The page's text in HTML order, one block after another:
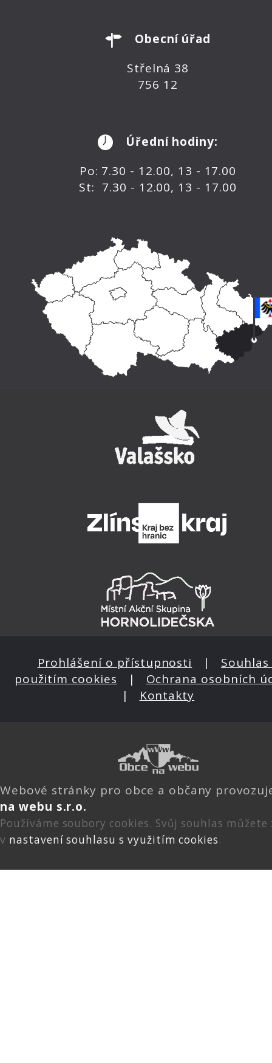
Obecní úřad
Střelná 38
756 12
Úřední hodiny:
Po: 7.30 - 12.00, 13 - 17.00
St: 7.30 - 12.00, 13 - 17.00
Prohlášení o přístupnosti | Souhlas
použitím cookies | Ochrana osobních
| Kontakty
Webové stránky pro obce a občany
na webu s.r.o.
Používáme soubory cookies. Svůj souhlas
v nastavení souhlasu s využitím cookies.